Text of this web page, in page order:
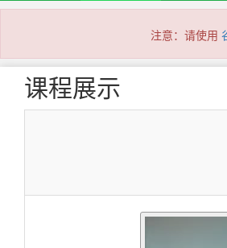
注意：请使用
课程展示